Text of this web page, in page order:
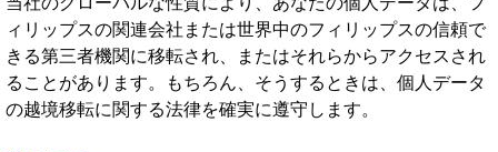
ィリップスの関連会社または世界中のフィリップスの信頼で
きる第三者機関に移転され、またはそれらからアクセスされ
ることがあります。もちろん、そうするときは、個人データ
の越境移転に関する法律を確実に遵守します。